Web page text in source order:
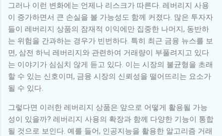
그러나 이런 변화에는 언제나 리스크가 따른다. 레버리지 사용
이 증가하면서 큰 손실을 볼 가능성도 함께 커졌다. 많은 투자자
들이 레버리지 상품의 잠재적 이익에만 집중한 나머지, 동반하
는 위험을 간과하는 경우가 빈번하다. 특히 최근 금융 뉴스를 보
면, 삼전 하닉 레버리지와 관련하여 거래량이 부풀려지고 있다
는 이야기가 심심치 않게 듣고 있다. 이는 시장의 불균형을 초래
할 수 있는 신호이며, 금융 시장의 신뢰성을 떨어뜨리는 요소가
될 수 있다.
그렇다면 이러한 레버리지 상품은 앞으로 어떻게 활용될 가능
성이 있을까? 레버리지 사용의 확장과 함께 다양한 기능이 통합
될 것으로 보인다. 예를 들어, 인공지능을 활용한 알고리즘 거래